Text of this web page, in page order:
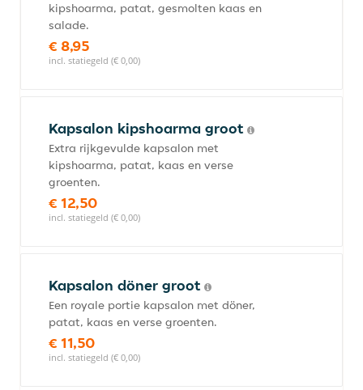
kipshoarma, patat, gesmolten kaas en
salade.
€ 8,95
incl. statiegeld (€ 0,00)
Kapsalon kipshoarma groot
Extra rijkgevulde kapsalon met
kipshoarma, patat, kaas en verse
groenten.
€ 12,50
incl. statiegeld (€ 0,00)
Kapsalon döner groot
Een royale portie kapsalon met döner,
patat, kaas en verse groenten.
€ 11,50
incl. statiegeld (€ 0,00)